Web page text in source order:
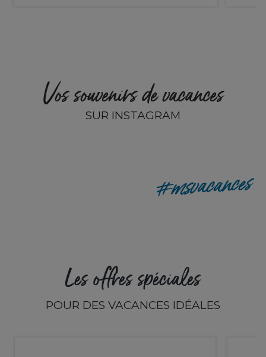
Vos souvenirs de vacances
SUR INSTAGRAM
#msvacances
Les offres spéciales
POUR DES VACANCES IDÉALES